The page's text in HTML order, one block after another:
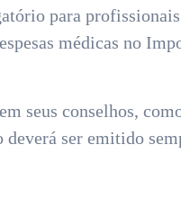
para
médicas no
seus conselhos,
ser emitido